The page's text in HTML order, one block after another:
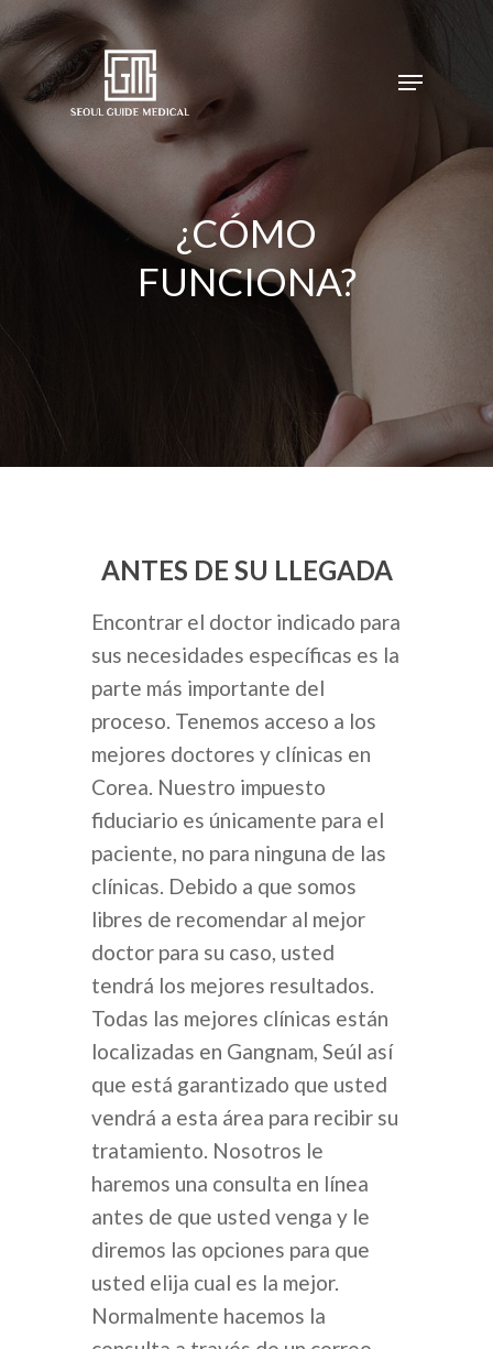
¿CÓMO
FUNCIONA?
ANTES DE SU LLEGADA
Encontrar el doctor indicado para
sus necesidades específicas es la
parte más importante del
proceso. Tenemos acceso a los
mejores doctores y clínicas en
Corea. Nuestro impuesto
fiduciario es únicamente para el
paciente, no para ninguna de las
clínicas. Debido a que somos
libres de recomendar al mejor
doctor para su caso, usted
tendrá los mejores resultados.
Todas las mejores clínicas están
localizadas en Gangnam, Seúl así
que está garantizado que usted
vendrá a esta área para recibir su
tratamiento. Nosotros le
haremos una consulta en línea
antes de que usted venga y le
diremos las opciones para que
usted elija cual es la mejor.
Normalmente hacemos la